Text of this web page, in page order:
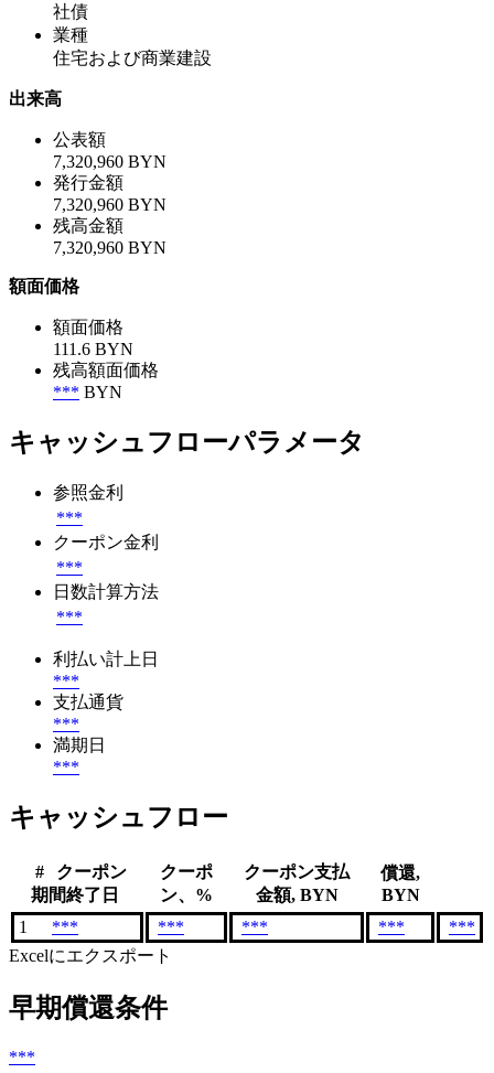
社債
業種
住宅および商業建設
出来高
公表額
7,320,960 BYN
発行金額
7,320,960 BYN
残高金額
7,320,960 BYN
額面価格
額面価格
111.6 BYN
残高額面価格
*** BYN
キャッシュフローパラメータ
参照金利
***
クーポン金利
***
日数計算方法
***
利払い計上日
***
支払通貨
***
満期日
***
キャッシュフロー
#
クーポン
期間終了日
クーポ
ン、%
クーポン支払
金額, BYN
償還,
BYN
1
*** *** *** ***
***
Excelにエクスポート
早期償還条件
***